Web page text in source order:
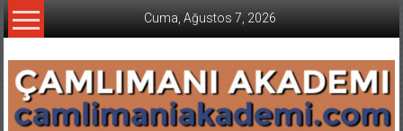
İçeriğe
geç
Cuma, Ağustos 7, 2026